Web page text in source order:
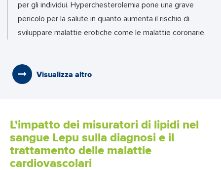
per gli individui. Hyperchesterolemia pone una grave
pericolo per la salute in quanto aumenta il rischio di
sviluppare malattie erotiche come le malattie coronarie.
Visualizza altro
L'impatto dei misuratori di lipidi nel
sangue Lepu sulla diagnosi e il
trattamento delle malattie
cardiovascolari